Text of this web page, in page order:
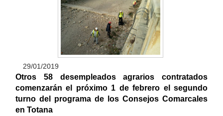
29/01/2019
Otros 58 desempleados agrarios contratados
comenzarán el próximo 1 de febrero el segundo
turno del programa de los Consejos Comarcales
en Totana